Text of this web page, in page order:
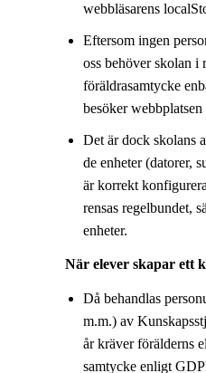
webbläsarens
Eftersom ingen
oss behöver skolan i
föräldrasamtycke
besöker webbplatsen
Det är dock skolans
de enheter (datorer,
är korrekt
rensas regelbundet,
enheter.
När elever skapar ett
Då behandlas
m.m.) av
år kräver förälderns
samtycke enligt